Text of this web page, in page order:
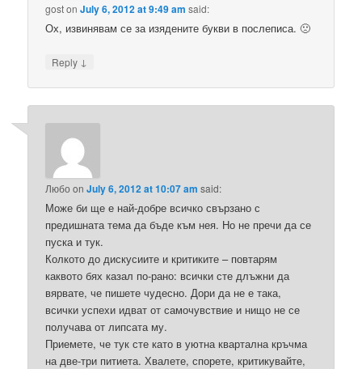
gostonJuly 6, 2012 at 9:49 am said:
Ох, извинявам се за изядените букви в послеписа. 🙁
Reply ↓
Любо onJuly 6, 2012 at 10:07 am said:
Може би ще е най-добре всичко свързано с
предишната тема да бъде към нея. Но не пречи да се
пуска и тук.
Колкото до дискусиите и критиките – повтарям
каквото бях казал по-рано: всички сте длъжни да
вярвате, че пишете чудесно. Дори да не е така,
всички успехи идват от самочувствие и нищо не се
получава от липсата му.
Приемете, че тук сте като в уютна квартална кръчма
на две-три питиета. Хвалете, спорете, критикувайте,